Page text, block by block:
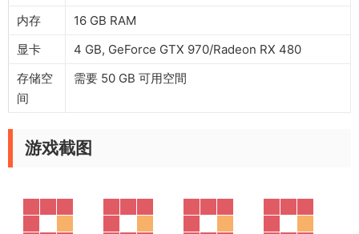
内存
16 GB RAM
显卡
4 GB, GeForce GTX 970/Radeon RX 480
存储空
间
需要 50 GB 可用空間
游戏截图